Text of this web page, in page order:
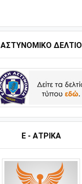
ΑΣΤΥΝΟΜΙΚΟ ΔΕΛΤΙΟ
Ε - ΑΤΡΙΚΑ